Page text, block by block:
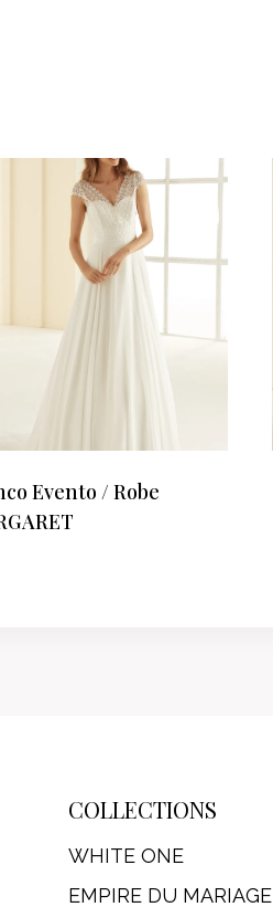
Evento / Robe
COLLECTIONS
WHITE ONE
EMPIRE DU MARIAGE